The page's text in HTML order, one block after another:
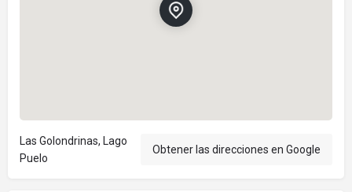
Las Golondrinas, Lago
Puelo
Obtener las direcciones en Google